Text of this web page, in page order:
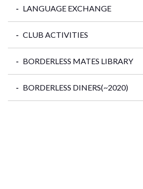
LANGUAGE EXCHANGE
CLUB ACTIVITIES
BORDERLESS MATES LIBRARY
BORDERLESS DINERS(~2020)